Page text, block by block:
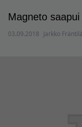
Magneto
03.09.2018 Jarkko Fräntilä